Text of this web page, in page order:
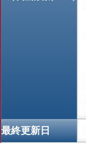
最終更新日